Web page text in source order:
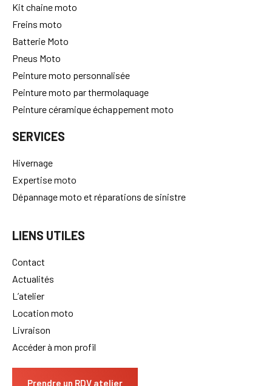
Kit chaine moto
Freins moto
Batterie Moto
Pneus Moto
Peinture moto personnalisée
Peinture moto par thermolaquage
Peinture céramique échappement moto
SERVICES
Hivernage
Expertise moto
Dépannage moto et réparations de sinistre
LIENS UTILES
Contact
Actualités
L’atelier
Location moto
Livraison
Accéder à mon profil
Prendre un RDV atelier